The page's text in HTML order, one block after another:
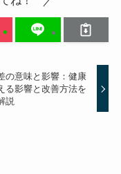
の意味と影響：健康
る影響と改善方法を
説